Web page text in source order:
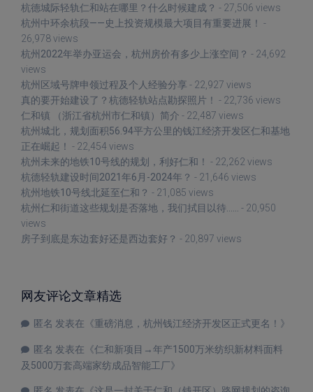
杭德城际轻轨仁和站在哪里？什么时候建成？ - 27,506 views
杭州中环余杭段——史上投资规模最大项目有重要进展！ -
26,978 views
杭州2022年举办亚运会，杭州房价有多少上涨空间？ - 24,692
views
杭州区域号牌申领过程及个人经验分享 - 22,927 views
真的要开始建设了？杭德轻轨站点勘探照片！ - 22,736 views
仁和镇 （浙江省杭州市仁和镇）简介 - 22,487 views
杭州城北，规划面积56.94平方公里的钱江经济开发区仁和基地
正在崛起！ - 22,454 views
杭州未来的地铁10号线的规划，利好仁和！ - 22,262 views
杭德轻轨建设时间2021年6月-2024年？ - 21,646 views
杭州地铁10号线北延至仁和？ - 21,085 views
杭州仁和街道这些规划是否落地，我们拭目以待……
- 20,950
views
房子到底是东边套好还是西边套好？ - 20,897 views
网友评论文章精选
匿名 发表在《重磅消息，杭州钱江经济开发区正式更名！ 》
匿名 发表在《仁和新项目→年产1500万米纺织新材料面料
及5000万套高端家纺成品智能工厂》